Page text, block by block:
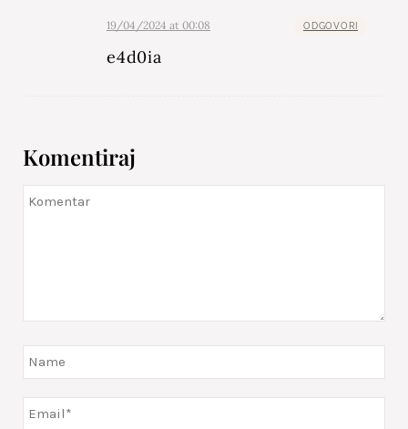
19/04/2024 at 00:08 ODGOVORI
e4d0ia
Komentiraj